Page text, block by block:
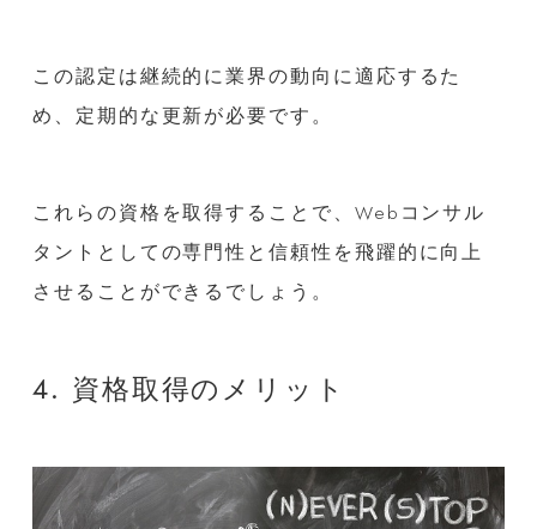
この認定は継続的に業界の動向に適応するた
め、定期的な更新が必要です。
これらの資格を取得することで、Webコンサル
タントとしての専門性と信頼性を飛躍的に向上
させることができるでしょう。
4. 資格取得のメリット